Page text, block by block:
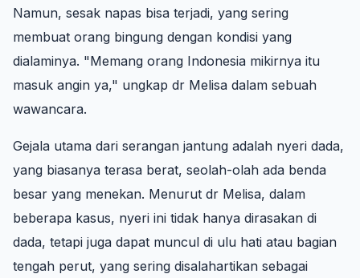
Namun, sesak napas bisa terjadi, yang sering
membuat orang bingung dengan kondisi yang
dialaminya. "Memang orang Indonesia mikirnya itu
masuk angin ya," ungkap dr Melisa dalam sebuah
wawancara.
Gejala utama dari serangan jantung adalah nyeri dada,
yang biasanya terasa berat, seolah-olah ada benda
besar yang menekan. Menurut dr Melisa, dalam
beberapa kasus, nyeri ini tidak hanya dirasakan di
dada, tetapi juga dapat muncul di ulu hati atau bagian
tengah perut, yang sering disalahartikan sebagai